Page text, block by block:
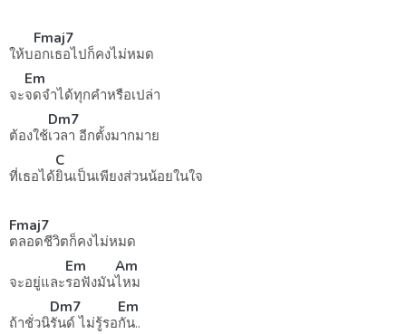
ให้บ
Fmaj7
อกเธอไปก็คงไม่หมด
จะ
Em
จดจำได้ทุกคำหรือเปล่า
ต้องใช้
Dm7
เวลา อีกตั้งมากมาย
ที่เธอได้
C
ยินเป็นเพียงส่วนน้อยในใจ
Fmaj7
ตลอดชีวิตก็คงไม่หมด
จะอยู่และ
Em
รอฟังมัน
Am
ไหม
ถ้าชั่วนิ
Dm7
รันด์ ไม่รู้รอ
Em
กัน..